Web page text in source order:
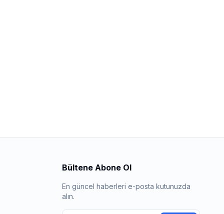
Bültene Abone Ol
En güncel haberleri e-posta kutunuzda
alın.